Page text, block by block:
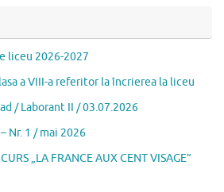
liceu 2026-2027
a VIII-a referitor la încrierea la liceu
/ Laborant II / 03.07.2026
Nr. 1 / mai 2026
„LA FRANCE AUX CENT VISAGE”